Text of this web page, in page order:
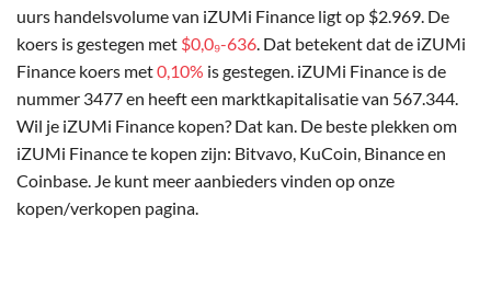
uurs handelsvolume van iZUMi Finance ligt op $2.969. De
koers is gestegen met $0,0₉-636. Dat betekent dat de iZUMi
Finance koers met0,10% is gestegen. iZUMi Finance is de
nummer 3477 en heeft een marktkapitalisatie van 567.344.
Wil je iZUMi Finance kopen? Dat kan. De beste plekken om
iZUMi Finance te kopen zijn: Bitvavo, KuCoin, Binance en
Coinbase. Je kunt meer aanbieders vinden op onze
kopen/verkopen pagina.